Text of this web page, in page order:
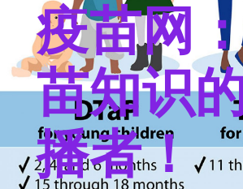
疫苗网
苗知识
播者！